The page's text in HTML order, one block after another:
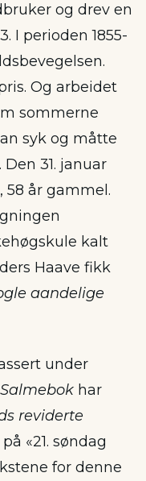
og drev en
I perioden 1855-
Og arbeidet
sommerne
syk og måtte
31. januar
58 år gammel.
kalt
Haave fikk
aandelige
under
har
reviderte
«21. søndag
for denne